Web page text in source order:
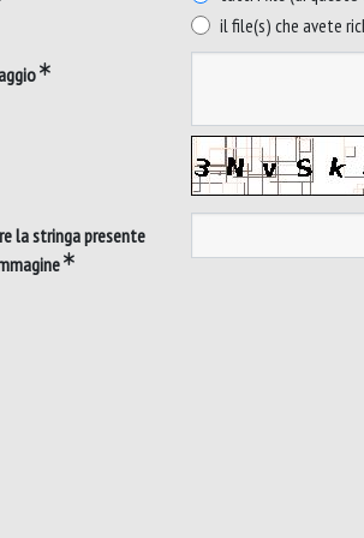
il file(s) che avete
la stringa presente